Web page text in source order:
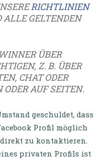
RICHTLINIEN
GELTENDEN
ÜBER
Z. B. ÜBER
CHAT ODER
AUF SEITEN.
geschuldet, dass
Profil möglich
zu kontaktieren.
privaten Profils ist